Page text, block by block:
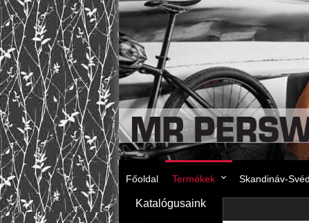
Főoldal Termékek Skandináv-
Katalógusaink